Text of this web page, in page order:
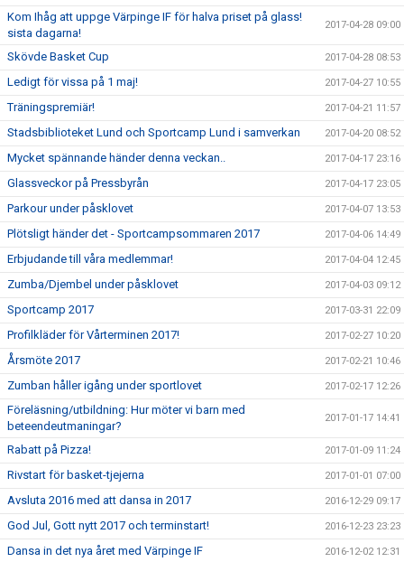
Kom Ihåg att uppge Värpinge IF för halva priset på glass!
sista dagarna!
2017-04-28 09:00
Skövde Basket Cup 2017-04-28 08:53
Ledigt för vissa på 1 maj! 2017-04-27 10:55
Träningspremiär! 2017-04-21 11:57
Stadsbiblioteket Lund och Sportcamp Lund i samverkan 2017-04-20 08:52
Mycket spännande händer denna veckan.. 2017-04-17 23:16
Glassveckor på Pressbyrån 2017-04-17 23:05
Parkour under påsklovet 2017-04-07 13:53
Plötsligt händer det - Sportcampsommaren 2017 2017-04-06 14:49
Erbjudande till våra medlemmar! 2017-04-04 12:45
Zumba/Djembel under påsklovet 2017-04-03 09:12
Sportcamp 2017 2017-03-31 22:09
Profilkläder för Vårterminen 2017! 2017-02-27 10:20
Årsmöte 2017 2017-02-21 10:46
Zumban håller igång under sportlovet 2017-02-17 12:26
Föreläsning/utbildning: Hur möter vi barn med
beteendeutmaningar?
2017-01-17 14:41
Rabatt på Pizza! 2017-01-09 11:24
Rivstart för basket-tjejerna 2017-01-01 07:00
Avsluta 2016 med att dansa in 2017 2016-12-29 09:17
God Jul, Gott nytt 2017 och terminstart! 2016-12-23 23:23
Dansa in det nya året med Värpinge IF 2016-12-02 12:31